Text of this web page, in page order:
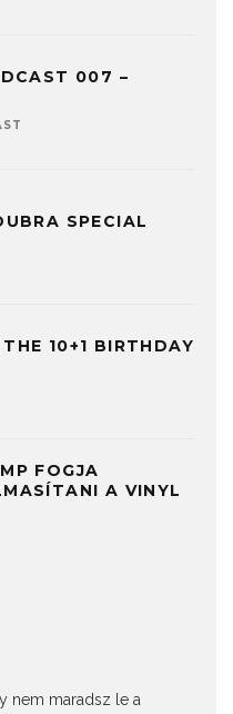
007 –
SPECIAL
10+1 BIRTHDAY
FOGJA
A VINYL
nem maradsz le a